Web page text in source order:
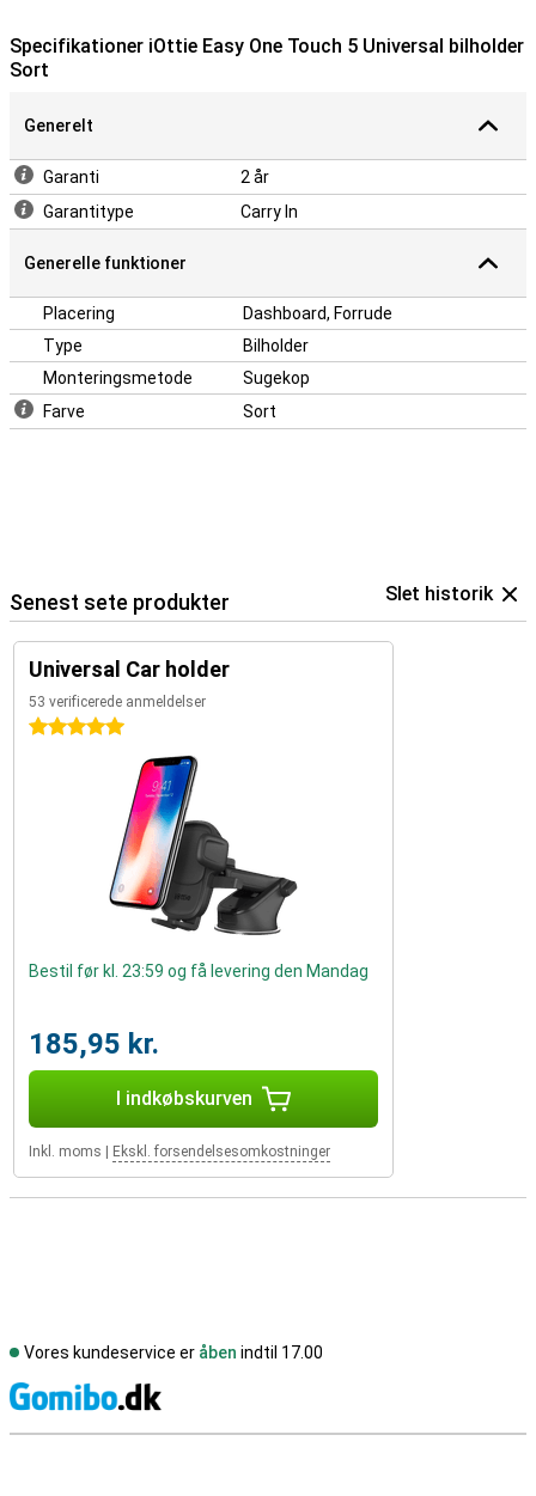
Specifikationer iOttie Easy One Touch 5 Universal bilholder
Sort
Generelt
Garanti
2 år
Garantitype
Carry In
Generelle funktioner
Placering
Dashboard, Forrude
Type
Bilholder
Monteringsmetode
Sugekop
Farve
Sort
Senest sete produkter Slet historik
Universal Car holder
53 verificerede anmeldelser
5 stjerner
Bestil før kl. 23:59 og få levering den Mandag
185,95 kr.
I indkøbskurven
Inkl. moms Ekskl. forsendelsesomkostninger
Vores kundeservice er åben indtil 17.00